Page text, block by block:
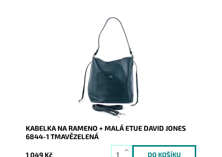
Středně velká tmavězelená kabelka na rameno David
Jones, uvnitř které je vložena malá látková etue.
Skladem
David Jones Paris
2 roky
KABELKA NA RAMENO + MALÁ ETUE DAVID JONES
6844-1 TMAVĚZELENÁ
1 049 Kč